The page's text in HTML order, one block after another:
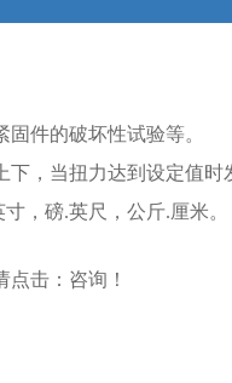
件的破坏性试验等。
下，当扭力达到设定值时
，磅.英尺，公斤.厘米。
点击： 咨询 ！